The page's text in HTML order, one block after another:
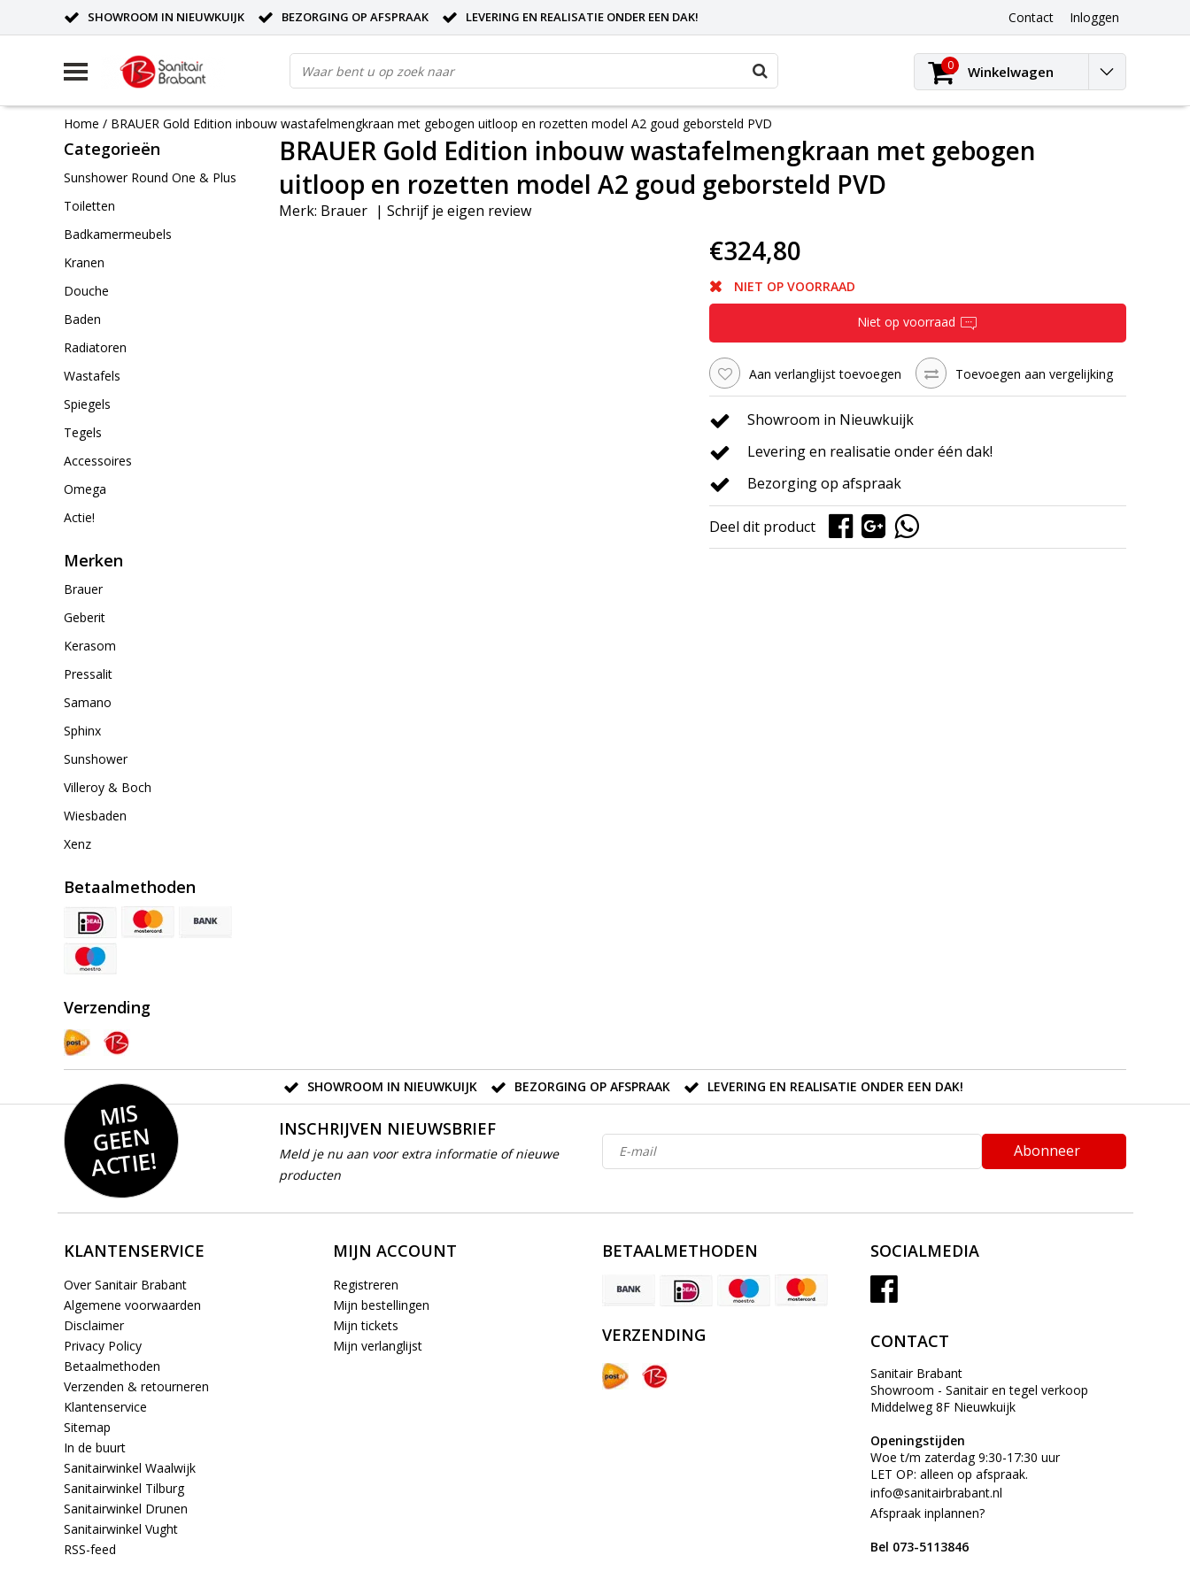
SHOWROOM IN NIEUWKUIJK BEZORGING OP AFSPRAAK LEVERING EN REALISATIE ONDER EEN DAK! Contact Inloggen
0 Winkelwagen
Home / BRAUER Gold Edition inbouw wastafelmengkraan met gebogen uitloop en rozetten model A2 goud geborsteld PVD
Categorieën
Sunshower Round One & Plus
Toiletten
Badkamermeubels
Kranen
Douche
Baden
Radiatoren
Wastafels
Spiegels
Tegels
Accessoires
Omega
Actie!
Merken
Brauer
Geberit
Kerasom
Pressalit
Samano
Sphinx
Sunshower
Villeroy & Boch
Wiesbaden
Xenz
Betaalmethoden
Verzending
BRAUER Gold Edition inbouw wastafelmengkraan met gebogen
uitloop en rozetten model A2 goud geborsteld PVD
Merk: Brauer | Schrijf je eigen review
€324,80
NIET OP VOORRAAD
Niet op voorraad
Aan verlanglijst toevoegen Toevoegen aan vergelijking
Showroom in Nieuwkuijk
Levering en realisatie onder één dak!
Bezorging op afspraak
Deel dit product
SHOWROOM IN NIEUWKUIJK BEZORGING OP AFSPRAAK LEVERING EN REALISATIE ONDER EEN DAK!
MIS
GEE
N
ACTIE!
INSCHRIJVEN NIEUWSBRIEF
Meld je nu aan voor extra informatie of nieuwe
producten
Abonneer
KLANTENSERVICE
Over Sanitair Brabant
Algemene voorwaarden
Disclaimer
Privacy Policy
Betaalmethoden
Verzenden & retourneren
Klantenservice
Sitemap
In de buurt
Sanitairwinkel Waalwijk
Sanitairwinkel Tilburg
Sanitairwinkel Drunen
Sanitairwinkel Vught
RSS-feed
MIJN ACCOUNT
Registreren
Mijn bestellingen
Mijn tickets
Mijn verlanglijst
BETAALMETHODEN
VERZENDING
SOCIALMEDIA
CONTACT
Sanitair Brabant
Showroom - Sanitair en tegel verkoop
Middelweg 8F Nieuwkuijk
Openingstijden
Woe t/m zaterdag 9:30-17:30 uur
LET OP: alleen op afspraak.
info@sanitairbrabant.nl
Afspraak inplannen?
Bel 073-5113846